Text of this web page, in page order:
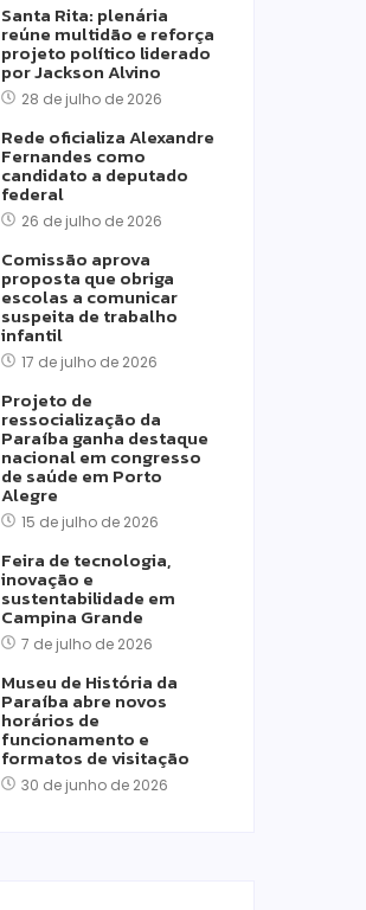
Santa Rita: plenária
reúne multidão e reforça
projeto político liderado
por Jackson Alvino
28 de julho de 2026
Rede oficializa Alexandre
Fernandes como
candidato a deputado
federal
26 de julho de 2026
Comissão aprova
proposta que obriga
escolas a comunicar
suspeita de trabalho
infantil
17 de julho de 2026
Projeto de
ressocialização da
Paraíba ganha destaque
nacional em congresso
de saúde em Porto
Alegre
15 de julho de 2026
Feira de tecnologia,
inovação e
sustentabilidade em
Campina Grande
7 de julho de 2026
Museu de História da
Paraíba abre novos
horários de
funcionamento e
formatos de visitação
30 de junho de 2026